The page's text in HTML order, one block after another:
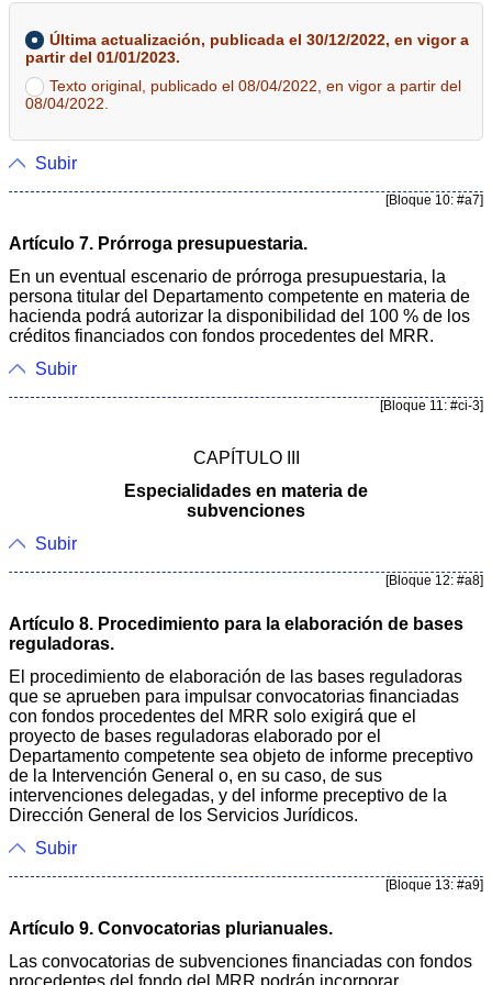
Última actualización, publicada el 30/12/2022, en vigor a
partir del 01/01/2023.
Texto original, publicado el 08/04/2022, en vigor a partir del
08/04/2022.
Subir
[Bloque 10: #a7]
Artículo 7. Prórroga presupuestaria.
En un eventual escenario de prórroga presupuestaria, la
persona titular del Departamento competente en materia de
hacienda podrá autorizar la disponibilidad del 100 % de los
créditos financiados con fondos procedentes del MRR.
Subir
[Bloque 11: #ci-3]
CAPÍTULO III
Especialidades en materia de
subvenciones
Subir
[Bloque 12: #a8]
Artículo 8. Procedimiento para la elaboración de bases
reguladoras.
El procedimiento de elaboración de las bases reguladoras
que se aprueben para impulsar convocatorias financiadas
con fondos procedentes del MRR solo exigirá que el
proyecto de bases reguladoras elaborado por el
Departamento competente sea objeto de informe preceptivo
de la Intervención General o, en su caso, de sus
intervenciones delegadas, y del informe preceptivo de la
Dirección General de los Servicios Jurídicos.
Subir
[Bloque 13: #a9]
Artículo 9. Convocatorias plurianuales.
Las convocatorias de subvenciones financiadas con fondos
procedentes del fondo del MRR podrán incorporar